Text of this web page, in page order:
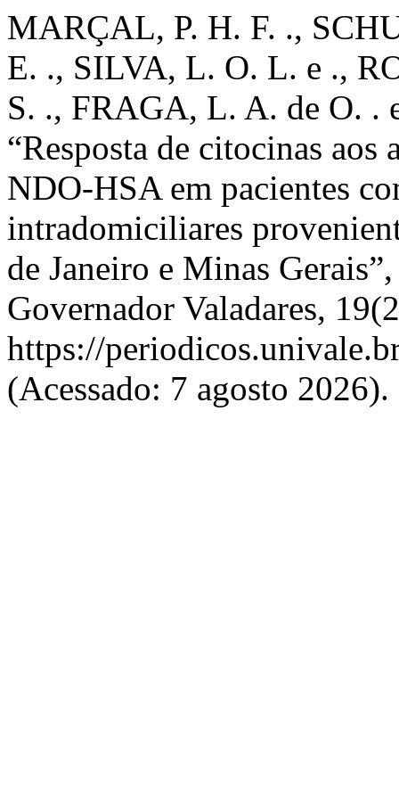
MARÇAL, P. H. F. .,
E. ., SILVA, L. O. L. e .,
S. ., FRAGA, L. A. de O.
“Resposta de citocinas
NDO-HSA em pacientes
intradomiciliares
de Janeiro e Minas
Governador Valadares,
https://
(Acessado: 7 agosto 2026).